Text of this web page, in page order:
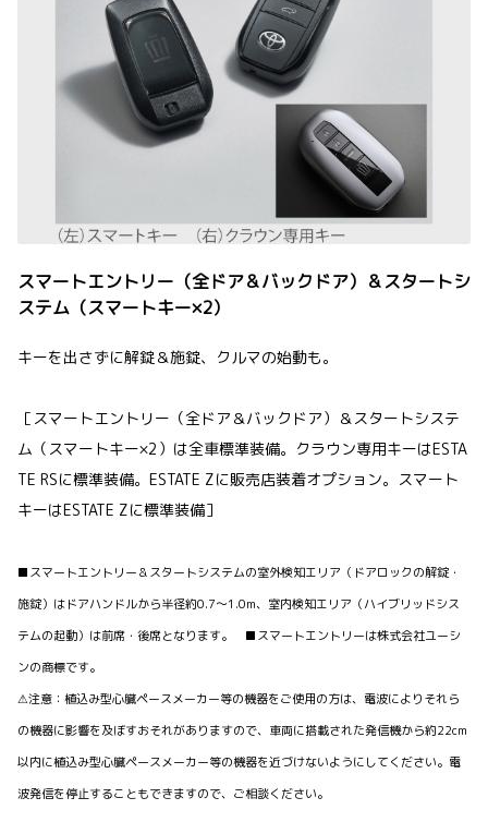
スマートエントリー（全ドア＆バックドア）＆スタートシ
ステム（スマートキー×2）
キーを出さずに解錠＆施錠、クルマの始動も。
［スマートエントリー（全ドア＆バックドア）＆スタートシステ
ム（スマートキー×2）は全車標準装備。クラウン専用キーはESTA
TE RSに標準装備。ESTATE Zに販売店装着オプション。スマート
キーはESTATE Zに標準装備］
■スマートエントリー＆スタートシステムの室外検知エリア（ドアロックの解錠・
施錠）はドアハンドルから半径約0.7～1.0m、室内検知エリア（ハイブリッドシス
テムの起動）は前席・後席となります。 ■スマートエントリーは株式会社ユーシ
ンの商標です。
⚠注意：植込み型心臓ペースメーカー等の機器をご使用の方は、電波によりそれら
の機器に影響を及ぼすおそれがありますので、車両に搭載された発信機から約22cm
以内に植込み型心臓ペースメーカー等の機器を近づけないようにしてください。電
波発信を停止することもできますので、ご相談ください。